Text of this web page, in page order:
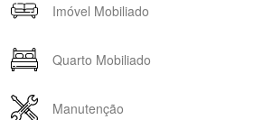
Imóvel Mobiliado
Quarto Mobiliado
Manutenção